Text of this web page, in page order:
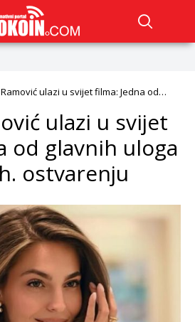
ulazi u svijet filma: Jedna od
ulazi u svijet
od glavnih uloga
ostvarenju